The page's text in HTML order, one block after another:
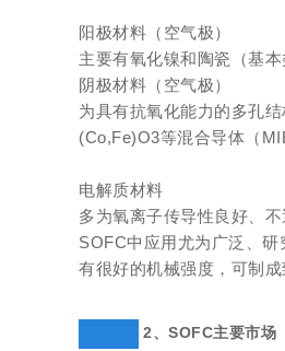
阳极材料（空气极）
主要有氧化镍和陶瓷（基
阴极材料（空气极）
为具有抗氧化能力的多孔
(Co,Fe)O3等混合导体（
电解质材料
多为氧离子传导性良好、
SOFC中应用尤为广泛、
有很好的机械强度，可制
2、SOFC主要市场